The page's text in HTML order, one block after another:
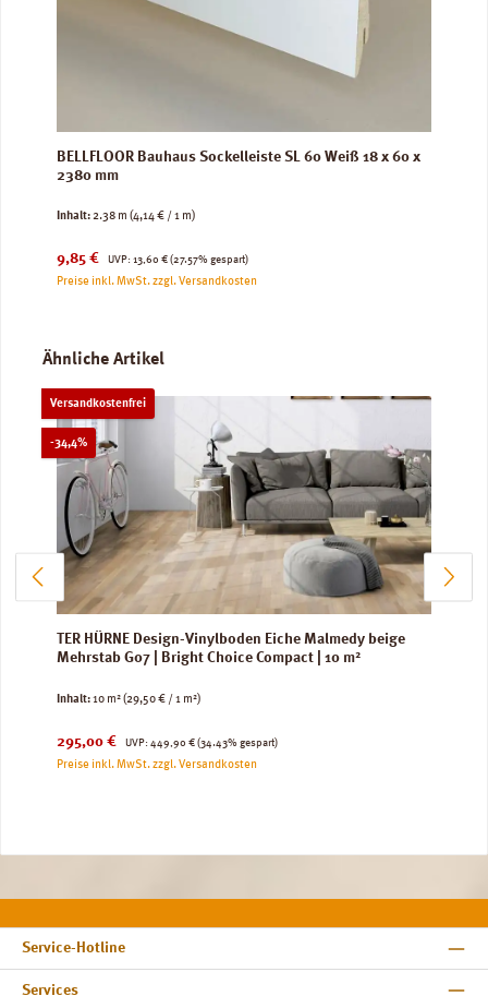
BELLFLOOR Bauhaus Sockelleiste SL 60 Weiß 18 x 60 x
2380 mm
Inhalt:2.38 m (4,14 € / 1 m)
Verkaufspreis:
9,85 € UVP:
Regulärer Preis:
13,60 € (27.57% gespart)
Preise inkl. MwSt. zzgl. Versandkosten
Produktgalerie überspringen
Ähnliche Artikel
Versandkostenfrei
-34,4%Rabatt
TER HÜRNE Design-Vinylboden Eiche Malmedy beige
Mehrstab G07 | Bright Choice Compact | 10 m²
Inhalt:10 m²(29,50 € / 1 m²)
Verkaufspreis:
295,00 € UVP:
Regulärer Preis:
449,90 € (34.43% gespart)
Preise inkl. MwSt. zzgl. Versandkosten
Service-Hotline
Services